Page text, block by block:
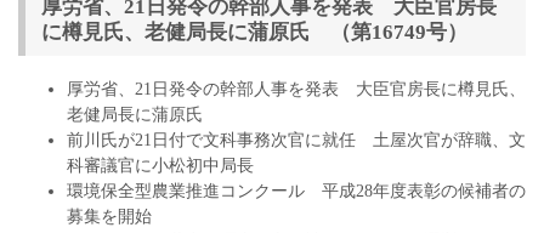
厚労省、21日発令の幹部人事を発表 大臣官房長
に樽見氏、老健局長に蒲原氏 （第16749号）
厚労省、21日発令の幹部人事を発表 大臣官房長に樽見氏、
老健局長に蒲原氏
前川氏が21日付で文科事務次官に就任 土屋次官が辞職、文
科審議官に小松初中局長
環境保全型農業推進コンクール 平成28年度表彰の候補者の
募集を開始